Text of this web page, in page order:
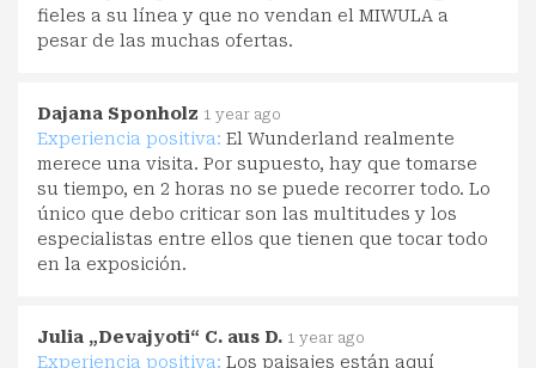
fieles a su línea y que no vendan el MIWULA a
pesar de las muchas ofertas.
Dajana Sponholz 1 year ago
Experiencia positiva: El Wunderland realmente
merece una visita. Por supuesto, hay que tomarse
su tiempo, en 2 horas no se puede recorrer todo. Lo
único que debo criticar son las multitudes y los
especialistas entre ellos que tienen que tocar todo
en la exposición.
Julia „Devajyoti“ C. aus D. 1 year ago
Experiencia positiva: Los paisajes están aquí